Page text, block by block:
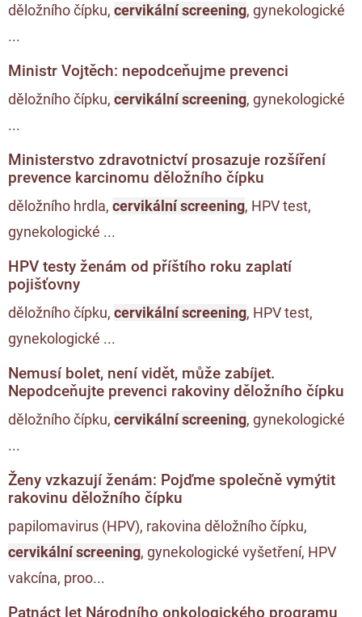
děložního čípku, cervikální screening, gynekologické
...
Ministr Vojtěch: nepodceňujme prevenci
děložního čípku, cervikální screening, gynekologické
...
Ministerstvo zdravotnictví prosazuje rozšíření
prevence karcinomu děložního čípku
děložního hrdla, cervikální screening, HPV test,
gynekologické ...
HPV testy ženám od příštího roku zaplatí
pojišťovny
děložního čípku, cervikální screening, HPV test,
gynekologické ...
Nemusí bolet, není vidět, může zabíjet.
Nepodceňujte prevenci rakoviny děložního čípku
děložního čípku, cervikální screening, gynekologické
...
Ženy vzkazují ženám: Pojďme společně vymýtit
rakovinu děložního čípku
papilomavirus (HPV), rakovina děložního čípku,
cervikální screening, gynekologické vyšetření, HPV
vakcína, proo...
Patnáct let Národního onkologického programu